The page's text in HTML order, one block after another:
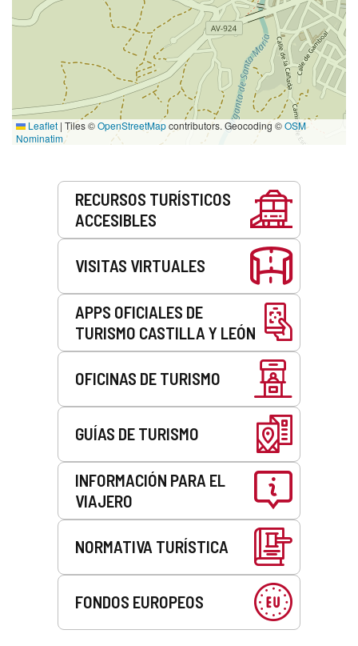
Leaflet | Tiles ©OpenStreetMapcontributors. Geocoding ©OSM
Nominatim
RECURSOS TURÍSTICOS
ACCESIBLES
VISITAS VIRTUALES
APPS OFICIALES DE
TURISMO CASTILLA Y LEÓN
OFICINAS DE TURISMO
GUÍAS DE TURISMO
INFORMACIÓN PARA EL
VIAJERO
NORMATIVA TURÍSTICA
FONDOS EUROPEOS